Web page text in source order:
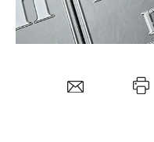
Mein Konto
Folgen Sie uns